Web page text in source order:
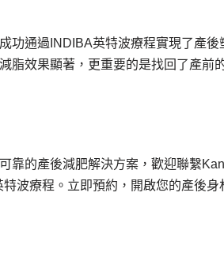
功通過INDIBA英特波療程實現了產
脂效果顯著，更重要的是找回了產前
靠的產後減肥解決方案，歡迎聯繫
波療程。立即預約，開啟您的產後身